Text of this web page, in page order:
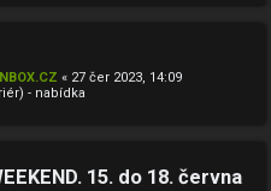
« 27 čer 2023, 14:09
- nabídka
15. do 18. června